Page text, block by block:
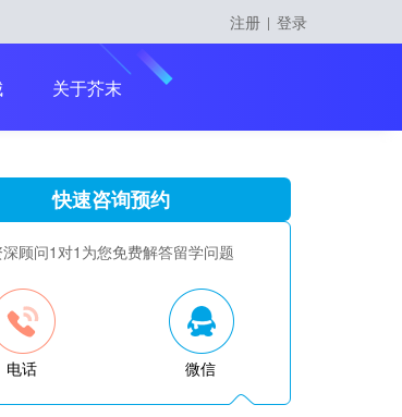
精英课
注册 | 登录
关于芥末
快速咨询预约
深顾问1对1为您免费解答留学问题
电话 微信